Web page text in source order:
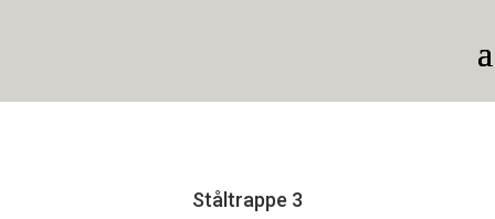
Ståltrappe 3